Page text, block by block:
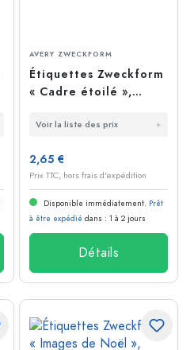
AVERY ZWECKFORM
Étiquettes Zweckform
« Cadre étoilé »,
Voir la liste des prix
2,65 €
Prix TTC, hors frais d'expédition
Disponible immédiatement. Prêt
à être expédié dans : 1 à 2 jours
Détails